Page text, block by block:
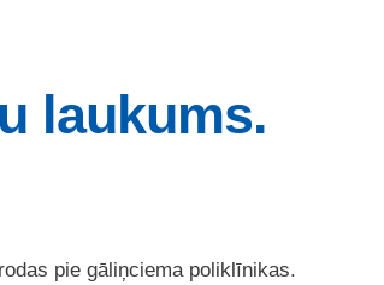
laukums.
pie gāliņciema poliklīnikas.